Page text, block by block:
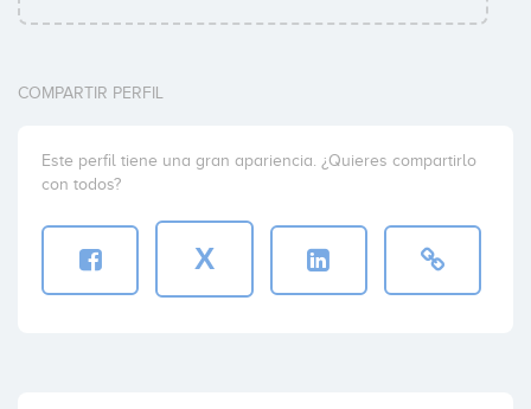
COMPARTIR PERFIL
Este perfil tiene una gran apariencia. ¿Quieres compartirlo
con todos?
X